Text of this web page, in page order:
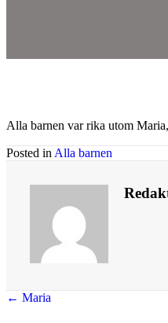
Alla barnen var rika utom
Posted in Alla barnen
Posts
← Maria